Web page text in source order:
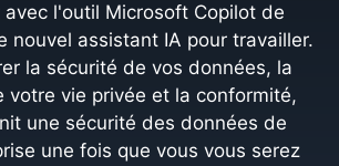
l'outil Microsoft Copilot de
nouvel assistant IA pour travailler.
la sécurité de vos données, la
votre vie privée et la conformité,
une sécurité des données de
une fois que vous vous serez